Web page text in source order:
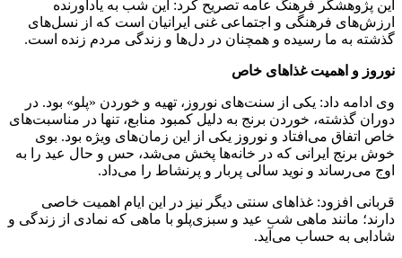
این پژوهشگر فرهنگ عامه تصریح کرد: این شب به یادآورنده
ارزش‌های فرهنگی و اجتماعی غنی ایرانیان است که از نسل‌های
گذشته به ما رسیده و همچنان در دل‌ها و زندگی مردم زنده است.
نوروز و اهمیت غذاهای خاص
وی ادامه داد: یکی از سنت‌های نوروز، تهیه و خوردن «پلو» بود. در
دوران گذشته، خوردن برنج به دلیل کمبود منابع، تنها در مناسبت‌های
خاص اتفاق می‌افتاد و نوروز یکی از این زمان‌های ویژه بود. بوی
خوش برنج ایرانی که در خانه‌ها پخش می‌شد، حس و حال عید را به
اوج می‌رساند و نوید سالی پربار و پرنشاط را می‌داد.
قربانی افزود: غذاهای سنتی دیگر نیز در این ایام اهمیت خاصی
دارند؛ مانند ماهی شب عید و سبزی‌پلو با ماهی که نمادی از زندگی و
شادابی به حساب می‌آید.